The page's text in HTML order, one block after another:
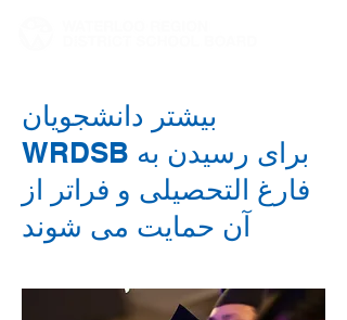
بیشتر دانشجویان
WRDSB برای رسیدن به
فارغ التحصیلی و فراتر از
آن حمایت می شوند